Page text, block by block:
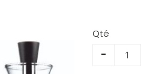
Qté
-